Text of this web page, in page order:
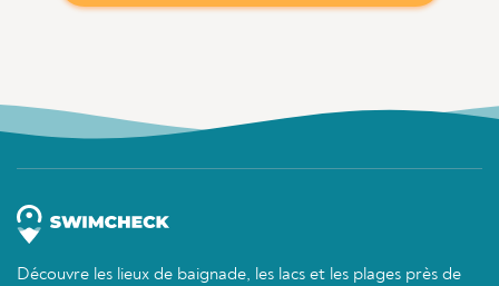
Découvre les lieux de baignade, les lacs et les plages près de